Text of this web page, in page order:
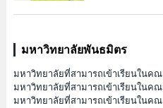
มหาวิทยาลัยพันธมิตร
มหาวิทยาลัยที่สามารถเข้าเรียนในค
มหาวิทยาลัยที่สามารถเข้าเรียนในค
มหาวิทยาลัยที่สามารถเข้าเรียนในค